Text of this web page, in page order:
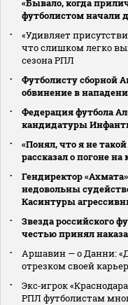
футболистом начали
«Удивляет
что слишком легко
сезона РПЛ
Футболисту сборной
обвинение в
Федерация футбола
кандидатуры
«Понял, что я не
рассказал о погоне
Гендиректор
недовольны
Касинтуры
Звезда российского
честью принял
Аршавин — о Данни:
отрезком своей
Экс‑игрок
РПЛ футболистам